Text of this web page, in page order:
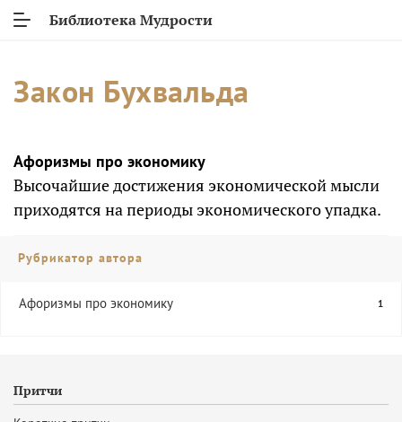
Библиотека Мудрости
Закон Бухвальда
Афоризмы про экономику
Высочайшие достижения экономической мысли
приходятся на периоды экономического упадка.
Рубрикатор автора
Афоризмы про экономику 1
Притчи